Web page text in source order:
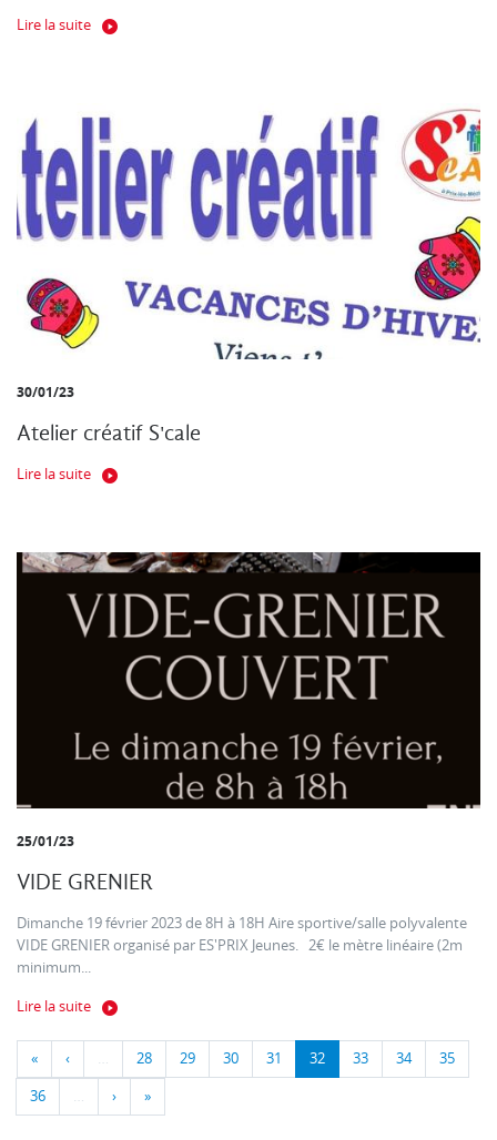
Lire la suite
30/01/23
Atelier créatif S'cale
Lire la suite
25/01/23
VIDE GRENIER
Dimanche 19 février 2023 de 8H à 18H Aire sportive/salle polyvalente
VIDE GRENIER organisé par ES'PRIX Jeunes. 2€ le mètre linéaire (2m
minimum...
Lire la suite
« ‹ … 28 29 30 31 32 33 34 35
36 … › »